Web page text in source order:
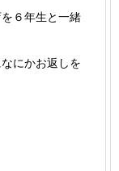
６年生と一緒
にかお返しを